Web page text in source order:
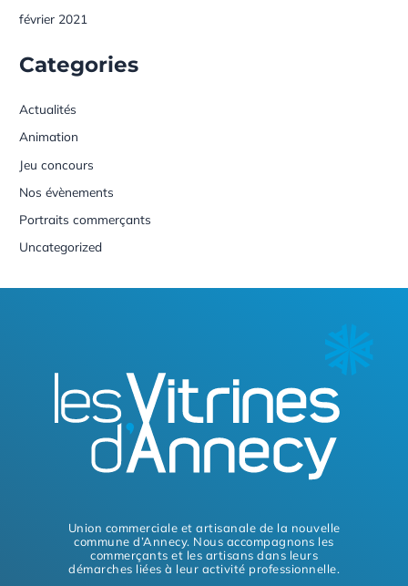
février 2021
Categories
Actualités
Animation
Jeu concours
Nos évènements
Portraits commerçants
Uncategorized
Union commerciale et artisanale de la nouvelle
commune d’Annecy. Nous accompagnons les
commerçants et les artisans dans leurs
démarches liées à leur activité professionnelle.